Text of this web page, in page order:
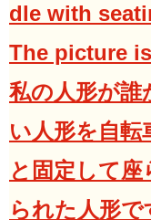
dle with
The picture
私の人形が誰
い人形を自転
と固定して
られた人形で